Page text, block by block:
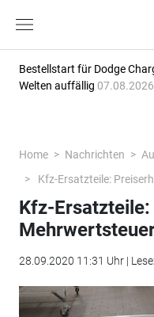
Bestellstart für Dodge
Welten auffällig
Home Nachrichten
Kfz-Ersatzteile:
Kfz-
28.09.2020 11:31 Uhr |